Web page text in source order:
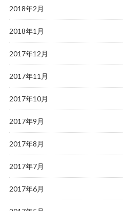
2018年2月
2018年1月
2017年12月
2017年11月
2017年10月
2017年9月
2017年8月
2017年7月
2017年6月